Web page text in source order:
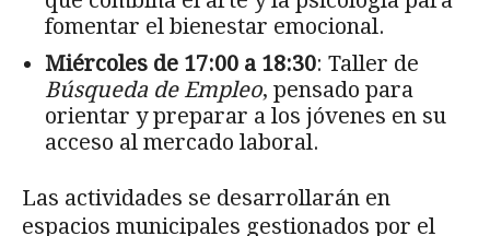
fomentar el bienestar emocional.
Miércoles de 17:00 a 18:30: Taller de
Búsqueda de Empleo, pensado para
orientar y preparar a los jóvenes en su
acceso al mercado laboral.
Las actividades se desarrollarán en
espacios municipales gestionados por el